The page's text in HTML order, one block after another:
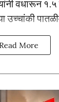
वधारून
उच्चांकी
Read More